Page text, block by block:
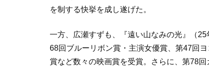
を制する快挙を成し遂げた。
一方、広瀬すずも、『遠い山なみの光』（
68回ブルーリボン賞・主演女優賞、第47回
賞など数々の映画賞を受賞。さらに、第78